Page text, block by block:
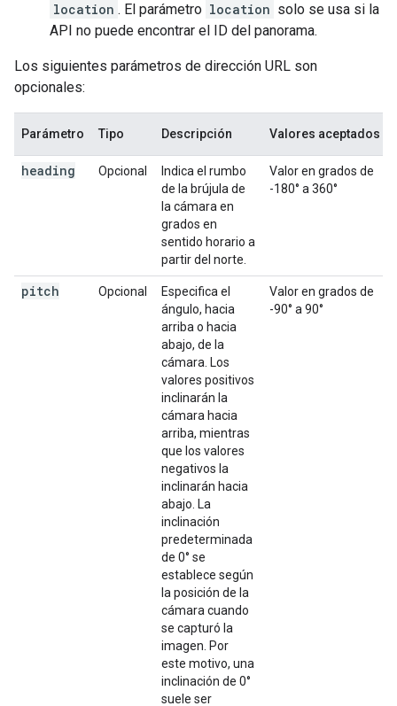
location . El parámetro location solo se usa si la
API no puede encontrar el ID del panorama.
Los siguientes parámetros de dirección URL son
opcionales:
Parámetro Tipo Descripción Valores aceptados
heading Opcional
Indica el rumbo
de la brújula de
la cámara en
grados en
sentido horario a
partir del norte.
Valor en grados de
-180° a 360°
pitch Opcional
Especifica el
ángulo, hacia
arriba o hacia
abajo, de la
cámara. Los
valores positivos
inclinarán la
cámara hacia
arriba, mientras
que los valores
negativos la
inclinarán hacia
abajo. La
inclinación
predeterminada
de 0° se
establece según
la posición de la
cámara cuando
se capturó la
imagen. Por
este motivo, una
inclinación de 0°
suele ser
Valor en grados de
-90° a 90°